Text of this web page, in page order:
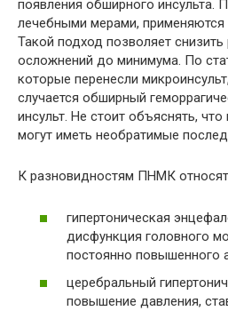
появления обширного инсульта.
лечебными мерами, применяются
Такой подход позволяет
осложнений до минимума. По
которые перенесли
случается обширный
инсульт. Не стоит объяснять,
могут иметь необратимые
К разновидностям ПНМК
гипертоническая
дисфункция головного
постоянно повышенного
церебральный
повышение давления,